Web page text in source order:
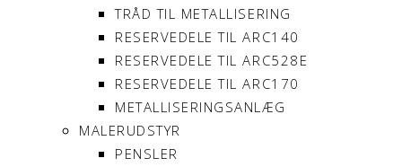
TRÅD TIL METALLISERING
RESERVEDELE TIL ARC140
RESERVEDELE TIL ARC528E
RESERVEDELE TIL ARC170
METALLISERINGSANLÆG
MALERUDSTYR
PENSLER